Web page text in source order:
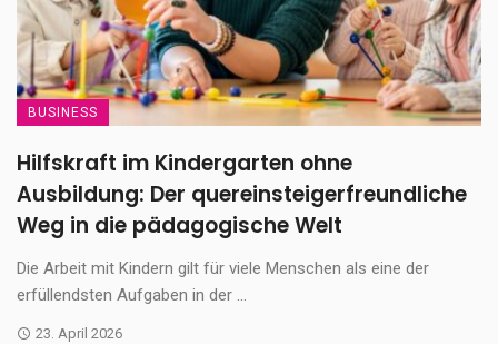
BUSINESS
Hilfskraft im Kindergarten ohne
Ausbildung: Der quereinsteigerfreundliche
Weg in die pädagogische Welt
Die Arbeit mit Kindern gilt für viele Menschen als eine der
erfüllendsten Aufgaben in der ...
23. April 2026